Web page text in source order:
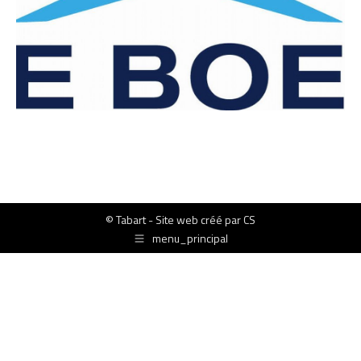
© Tabart - Site web créé parCS
menu_principal